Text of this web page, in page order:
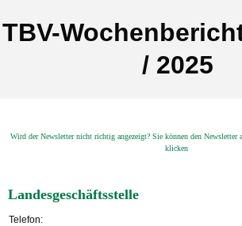
TBV-
/ 2025
Wird der Newsletter nicht richtig angezeigt? Sie können den Newsletter
klicken
Landesgeschäftsstelle
Telefon: